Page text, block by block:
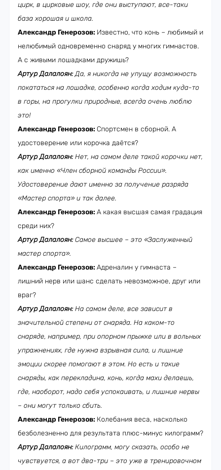
цирк, в цирковые шоу, где они выступают, все-таки
база хорошая и школа.
Александр Генерозов: Известно, что конь – любимый и
нелюбимый одновременно снаряд у многих гимнастов.
А с живыми лошадками дружишь?
Артур Далалоян:Да, я никогда не упущу возможность
покататься на лошадке, особенно когда ходим куда-то
в горы, на прогулки природные, всегда очень люблю
это!
Александр Генерозов: Спортсмен в сборной. А
удостоверение или корочка даётся?
Артур Далалоян:Нет, на самом деле такой корочки нет,
как именно «Член сборной команды России».
Удостоверение дают именно за получение разряда
«Мастер спорта» и так далее.
Александр Генерозов:А какая высшая самая градация
среди них?
Артур Далалоян:Самое высшее – это «Заслуженный
мастер спорта».
Александр Генерозов:Адреналин у гимнаста –
лишний нерв или шанс сделать невозможное, друг или
враг?
Артур Далалоян:На самом деле, все зависит в
значительной степени от снаряда. На каком-то
снаряде, например, при опорном прыжке или в вольных
упражнениях, где нужна взрывная сила, и лишние
эмоции скорее помогают в этом. Но есть и такие
снаряды, как перекладина, конь, когда махи делаешь,
где, наоборот, надо себя успокаивать, и лишние нервы
– они могут только сбить.
Александр Генерозов: Колебания веса, насколько
безболезненно для результата плюс-минус килограмм?
Артур Далалоян:Килограмм, могу сказать, особо не
чувствуется, а вот два-три – это уже в тренировочном